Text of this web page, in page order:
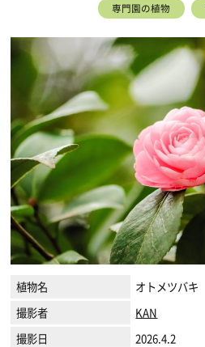
専門園の植物
植物名
オトメツバキ
撮影者
KAN
撮影日
2026.4.2